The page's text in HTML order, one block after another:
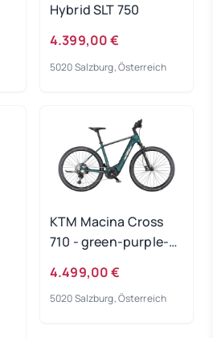
Hybrid SLT 750
4.399,00 €
5020 Salzburg, Österreich
KTM Macina Cross
710 - green-purple-
Rahmengröße: 51 cm
4.499,00 €
5020 Salzburg, Österreich